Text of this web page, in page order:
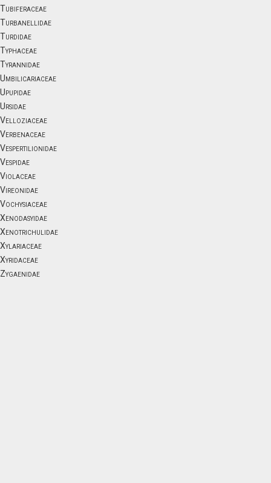
Tubiferaceae
Turbanellidae
Turdidae
Typhaceae
Tyrannidae
Umbilicariaceae
Upupidae
Ursidae
Velloziaceae
Verbenaceae
Vespertilionidae
Vespidae
Violaceae
Vireonidae
Vochysiaceae
Xenodasyidae
Xenotrichulidae
Xylariaceae
Xyridaceae
Zygaenidae